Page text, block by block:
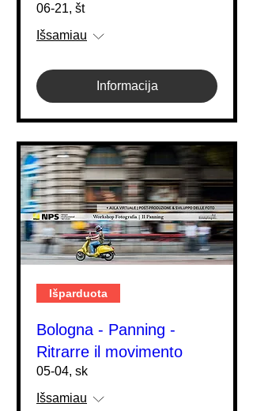
06-21, št
Išsamiau
Informacija
Išparduota
Bologna - Panning -
Ritrarre il movimento
05-04, sk
Išsamiau